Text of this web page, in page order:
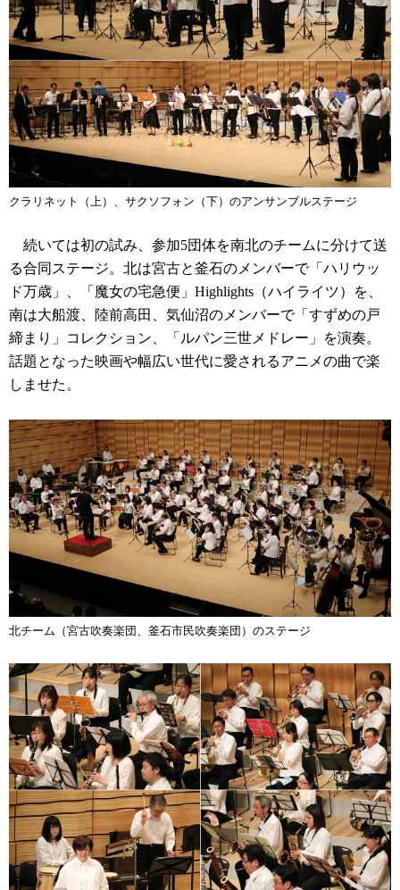
クラリネット（上）、サクソフォン（下）のアンサンブルステージ
続いては初の試み、参加5団体を南北のチームに分けて送
る合同ステージ。北は宮古と釜石のメンバーで「ハリウッ
ド万歳」、「魔女の宅急便」Highlights（ハイライツ）を、
南は大船渡、陸前高田、気仙沼のメンバーで「すずめの戸
締まり」コレクション、「ルパン三世メドレー」を演奏。
話題となった映画や幅広い世代に愛されるアニメの曲で楽
しませた。
北チーム（宮古吹奏楽団、釜石市民吹奏楽団）のステージ